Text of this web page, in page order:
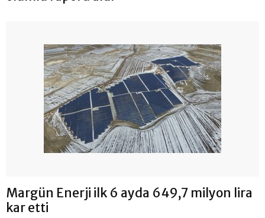
Margün Enerji ilk 6 ayda 649,7 milyon lira
kar etti